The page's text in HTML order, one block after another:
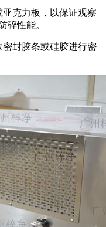
克力板，以保证观察
碎性能。
封胶条或硅胶进行密